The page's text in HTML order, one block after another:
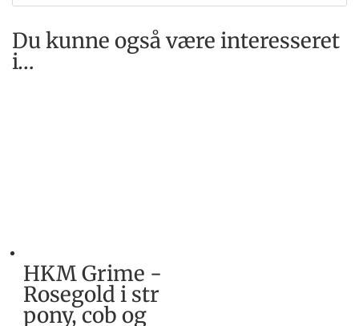
Du kunne også være interesseret
i…
HKM Grime -
Rosegold i str
pony, cob og